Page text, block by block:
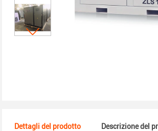
Dettagli del prodotto Descrizione del